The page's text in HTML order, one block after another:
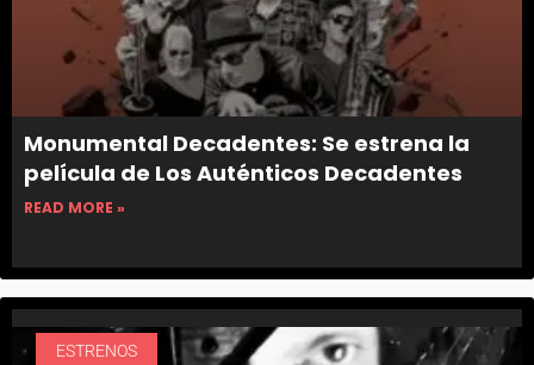
Monumental Decadentes: Se estrena la
película de Los Auténticos Decadentes
READ MORE »
ESTRENOS